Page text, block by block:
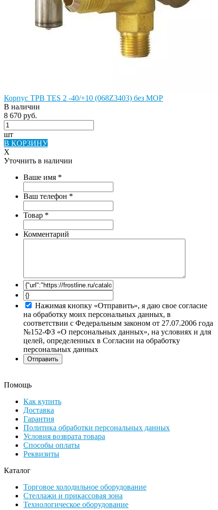
Корпус ТРВ TES 2 -40/+10 (068Z3403) без MOP
В наличии
8 670 руб.
шт
В КОРЗИНУ
X
Уточнить в наличии
Ваше имя *
Ваш телефон *
Товар *
Комментарий
Нажимая кнопку «Отправить», я даю свое согласие
на обработку моих персональных данных, в
соответствии с Федеральным законом от 27.07.2006 года
№152-ФЗ «О персональных данных», на условиях и для
целей, определенных в Согласии на обработку
персональных данных
Помощь
Как купить
Доставка
Гарантия
Политика обработки персональных данных
Условия возврата товара
Способы оплаты
Реквизиты
Каталог
Торговое холодильное оборудование
Стеллажи и прикассовая зона
Технологическое оборудование